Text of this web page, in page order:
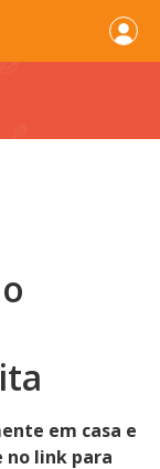
em casa e
no link para